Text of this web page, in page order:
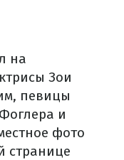
на
Зои
певицы
и
фото
странице